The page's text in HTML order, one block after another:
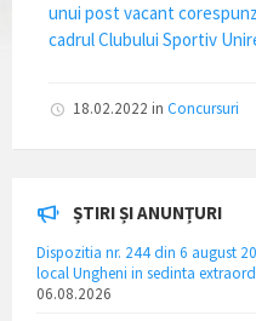
unui post vacant
cadrul Clubului Sportiv
18.02.2022 in Concursuri
ȘTIRI ȘI ANUNȚURI
Dispozitia nr. 244 din 6 august
local Ungheni in sedinta
06.08.2026